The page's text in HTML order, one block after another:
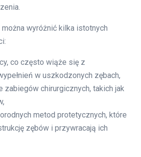
wyróżnić kilka istotnych
co często wiąże się z
w uszkodzonych zębach,
zabiegów chirurgicznych, takich jak
metod protetycznych, które
zębów i przywracają ich